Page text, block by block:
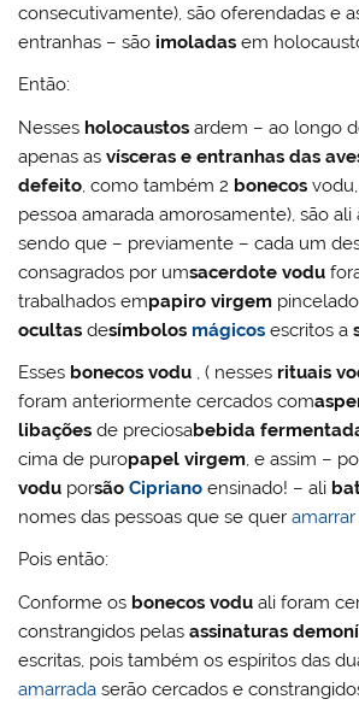
consecutivamente), são oferendadas e
entranhas – são imoladas em
Então:
Nesses holocaustos ardem – ao longo
apenas asvísceras e entranhas das
defeito, como também 2 bonecos
pessoa amarada amorosamente), são ali
sendo que – previamente – cada um
consagrados por umsacerdote vodu
trabalhados empapiro virgem
ocultas desímbolos mágicos escritos a
Esses bonecos vodu , ( nesses rituais
foram anteriormente cercados com
libações de preciosabebida
cima de puropapel virgem, e assim –
vodu porsãoCipriano ensinado! – ali
nomes das pessoas que se queramarrar
Pois então:
Conforme os bonecos vodu ali foram
constrangidos pelasassinaturas
escritas, pois também os espíritos das
amarrada serão cercados e